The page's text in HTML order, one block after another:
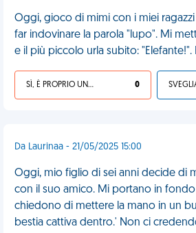
Oggi, gioco di mimi con i miei
far indovinare la parola "lupo". Mi
e il più piccolo urla subito: "Elefante!".
SÌ, È PROPRIO UNA VDM! 0
Da Laurinaa - 21/05/2025 15:00
Oggi, mio figlio di sei anni decide di
con il suo amico. Mi portano in
chiedono di mettere la mano in un
bestia cattiva dentro.' Non ci